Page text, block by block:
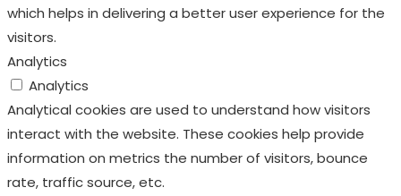
which helps in delivering a better user experience for the
visitors.
Analytics
Analytics
Analytical cookies are used to understand how visitors
interact with the website. These cookies help provide
information on metrics the number of visitors, bounce
rate, traffic source, etc.